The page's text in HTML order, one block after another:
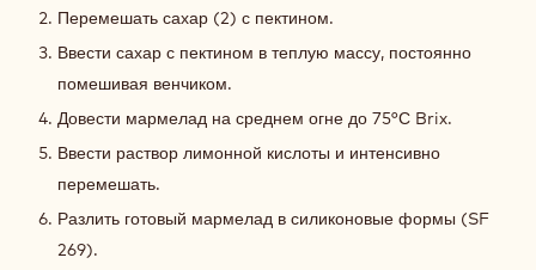
Перемешать сахар (2) с пектином.
Ввести сахар с пектином в теплую массу, постоянно
помешивая венчиком.
Довести мармелад на среднем огне до 75°С Brix.
Ввести раствор лимонной кислоты и интенсивно
перемешать.
Разлить готовый мармелад в силиконовые формы (SF
269).